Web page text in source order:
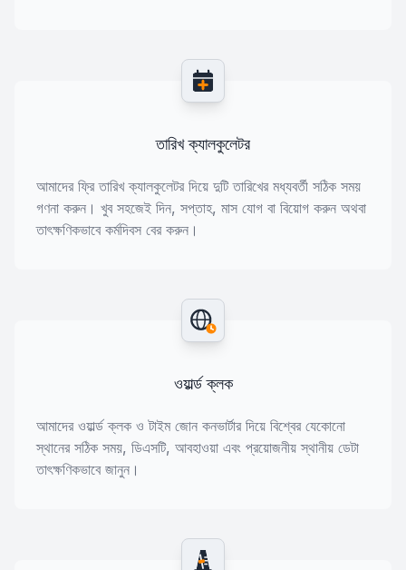
তারিখ ক্যালকুলেটর
আমাদের ফ্রি তারিখ ক্যালকুলেটর দিয়ে দুটি তারিখের মধ্যবর্তী সঠিক সময়
গণনা করুন। খুব সহজেই দিন, সপ্তাহ, মাস যোগ বা বিয়োগ করুন অথবা
তাৎক্ষণিকভাবে কর্মদিবস বের করুন।
ওয়ার্ল্ড ক্লক
আমাদের ওয়ার্ল্ড ক্লক ও টাইম জোন কনভার্টার দিয়ে বিশ্বের যেকোনো
স্থানের সঠিক সময়, ডিএসটি, আবহাওয়া এবং প্রয়োজনীয় স্থানীয় ডেটা
তাৎক্ষণিকভাবে জানুন।